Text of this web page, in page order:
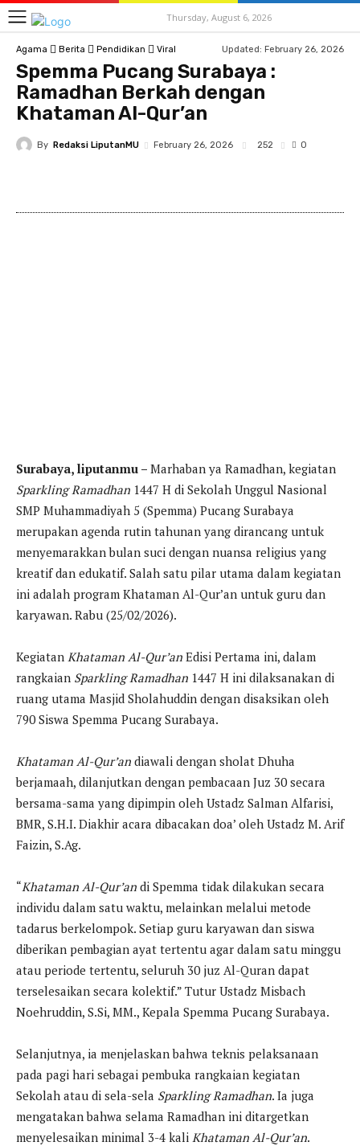
Thursday, August 6, 2026
Agama Berita Pendidikan Viral Updated: February 26, 2026
Spemma Pucang Surabaya :
Ramadhan Berkah dengan
Khataman Al-Qur’an
By Redaksi LiputanMU February 26, 2026 252 0
Surabaya, liputanmu – Marhaban ya Ramadhan, kegiatan
Sparkling Ramadhan 1447 H di Sekolah Unggul Nasional
SMP Muhammadiyah 5 (Spemma) Pucang Surabaya
merupakan agenda rutin tahunan yang dirancang untuk
menyemarakkan bulan suci dengan nuansa religius yang
kreatif dan edukatif. Salah satu pilar utama dalam kegiatan
ini adalah program Khataman Al-Qur’an untuk guru dan
karyawan. Rabu (25/02/2026).
Kegiatan Khataman Al-Qur’an Edisi Pertama ini, dalam
rangkaian Sparkling Ramadhan 1447 H ini dilaksanakan di
ruang utama Masjid Sholahuddin dengan disaksikan oleh
790 Siswa Spemma Pucang Surabaya.
Khataman Al-Qur’an diawali dengan sholat Dhuha
berjamaah, dilanjutkan dengan pembacaan Juz 30 secara
bersama-sama yang dipimpin oleh Ustadz Salman Alfarisi,
BMR, S.H.I. Diakhir acara dibacakan doa’ oleh Ustadz M. Arif
Faizin, S.Ag.
“Khataman Al-Qur’an di Spemma tidak dilakukan secara
individu dalam satu waktu, melainkan melalui metode
tadarus berkelompok. Setiap guru karyawan dan siswa
diberikan pembagian ayat tertentu agar dalam satu minggu
atau periode tertentu, seluruh 30 juz Al-Quran dapat
terselesaikan secara kolektif.” Tutur Ustadz Misbach
Noehruddin, S.Si, MM., Kepala Spemma Pucang Surabaya.
Selanjutnya, ia menjelaskan bahwa teknis pelaksanaan
pada pagi hari sebagai pembuka rangkaian kegiatan
Sekolah atau di sela-sela Sparkling Ramadhan. Ia juga
mengatakan bahwa selama Ramadhan ini ditargetkan
menyelesaikan minimal 3-4 kali Khataman Al-Qur’an.